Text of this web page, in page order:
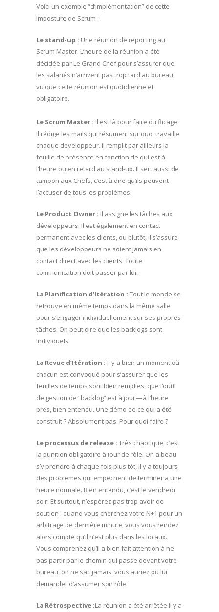
Voici un exemple “d’implémentation” de cette
imposture de Scrum :
Le stand-up : Une réunion de reporting au
Scrum Master. L’heure de la réunion a été
décidée par Le Grand Chef pour s’assurer que
les salariés n’arrivent pas trop tard au bureau,
vu que cette réunion est quotidienne et
obligatoire.
Le Scrum Master : Il est là pour faire du flicage.
Il rédige les mails qui résument sur quoi travaille
chaque développeur. Il remplit par ailleurs la
feuille de présence en fonction de qui est à
l’heure ou en retard au stand-up. Il sert aussi de
tampon aux Chefs, c’est à dire qu’ils peuvent
l’accuser de tous les problèmes.
Le Product Owner : Il assigne les tâches aux
développeurs. Il est également en contact
permanent avec les clients, ou plutôt, il s’assure
que les développeurs ne soient jamais en
contact direct avec les clients. Toute
communication doit passer par lui.
La Planification d’Itération : Tout le monde se
retrouve en même temps dans la même salle
pour s’engager individuellement sur ses propres
tâches. On peut dire que les backlogs sont
individuels.
La Revue d’Itération : Il y a bien un moment où
chacun est convoqué pour s’assurer que les
feuilles de temps sont bien remplies, que l’outil
de gestion de “backlog” est à jour — à l’heure
près, bien entendu. Une démo de ce qui a été
construit ? Absolument pas. Pour quoi faire ?
Le processus de release : Très chaotique, c’est
la punition obligatoire à tour de rôle. On a beau
s’y prendre à chaque fois plus tôt, il y a toujours
des problèmes qui empêchent de terminer à une
heure normale. Bien entendu, c’est le vendredi
soir. Et surtout, n’espérez pas trop avoir de
soutien : quand vous cherchez votre N+1 pour un
arbitrage de dernière minute, vous vous rendez
alors compte qu’il n’est plus dans les locaux.
Vous comprenez qu’il a bien fait attention à ne
pas partir par le chemin qui passe devant votre
bureau, on ne sait jamais, vous auriez pu lui
demander d’assumer son rôle.
La Rétrospective :La réunion a été arrêtée il y a